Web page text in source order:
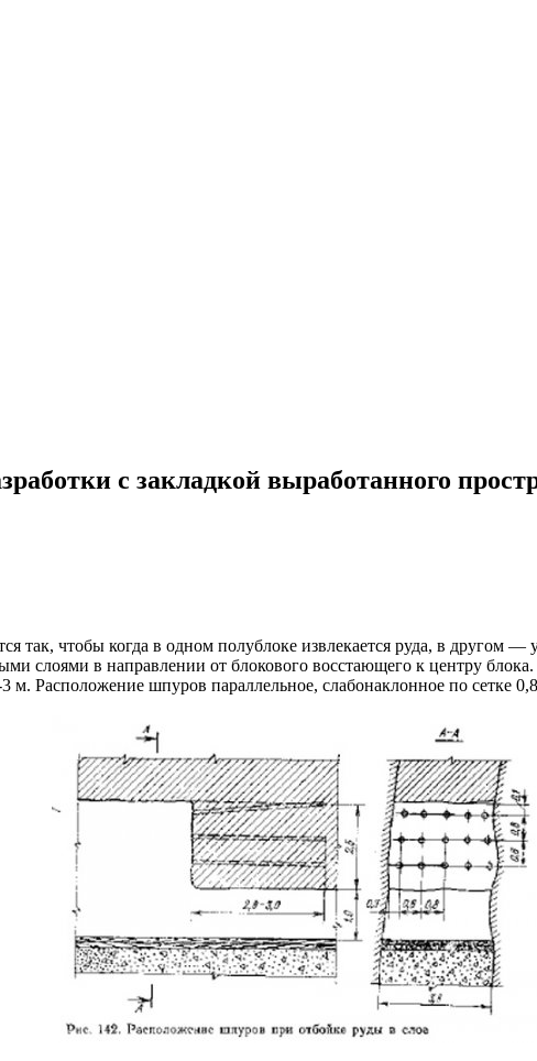
с закладкой выработанного
так, чтобы когда в одном полублоке извлекается руда, в другом —
слоями в направлении от блокового восстающего к центру блока.
Расположение шпуров параллельное, слабонаклонное по сетке